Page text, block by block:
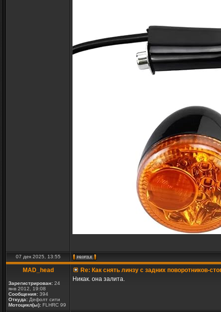
07 дек 2025, 13:55
MAD_head
Зарегистрирован: 24
янв 2012, 19:08
Сообщения: 394
Откуда: Дефолт сити
Мотоцикл(ы): FLHRC 99
Re: Как снять линзу с задних поворотников-
Никак. она залита.